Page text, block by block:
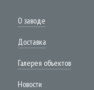
О заводе
Доставка
Галерея объектов
Новости